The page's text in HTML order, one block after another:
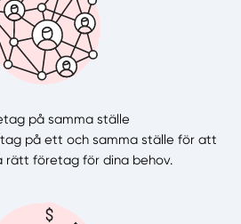
på samma ställe
på ett och samma ställe för att
rätt företag för dina behov.